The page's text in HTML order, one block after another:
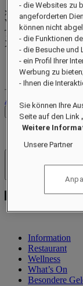
xxxxxxxx
Valid until
xx/xx/xxxx
Treuepunkte
XXXpts
Ihr Treuekonto
Ihre Buchungen
Abmelden
Preise prüfen
Hotels und Resorts
Information
Restaurant
Wellness
What’s On
Besondere
- die Websites zu
angeforderten
können nicht
- die Funktionen
- die Besuche und
- ein Profil Ihrer
Werbung zu bieten;
- Ihnen die
Sie können Ihre
Seite auf den Link
Weitere
Unsere Partner